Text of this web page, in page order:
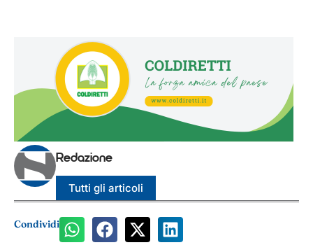
Redazione
Tutti gli articoli
Condividi